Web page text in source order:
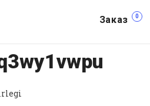
Заказ 0